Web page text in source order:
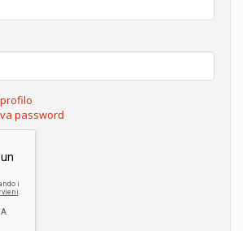
password